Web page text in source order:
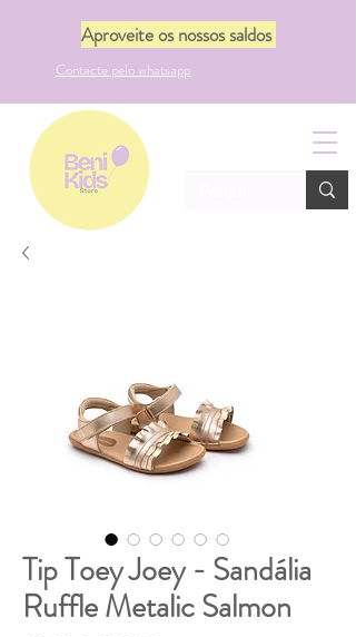
Aproveite os nossos saldos
Contacte pelo whatsapp
Tip Toey Joey - Sandália
Ruffle Metalic Salmon